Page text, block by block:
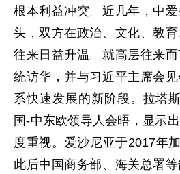
根本利益冲突。近几年，中
头，双方在政治、文化、教
往来日益升温。就高层往来
统访华，并与习近平主席会
系快速发展的新阶段。拉塔
国-中东欧领导人会晤，显示
度重视。爱沙尼亚于2017年
此后中国商务部、海关总署